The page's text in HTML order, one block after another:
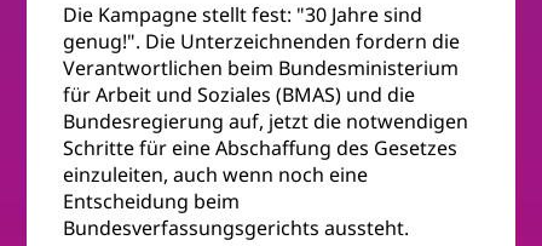
Die Kampagne stellt fest: "30 Jahre sind
genug!". Die Unterzeichnenden fordern die
Verantwortlichen beim Bundesministerium
für Arbeit und Soziales (BMAS) und die
Bundesregierung auf, jetzt die notwendigen
Schritte für eine Abschaffung des Gesetzes
einzuleiten, auch wenn noch eine
Entscheidung beim
Bundesverfassungsgerichts aussteht.